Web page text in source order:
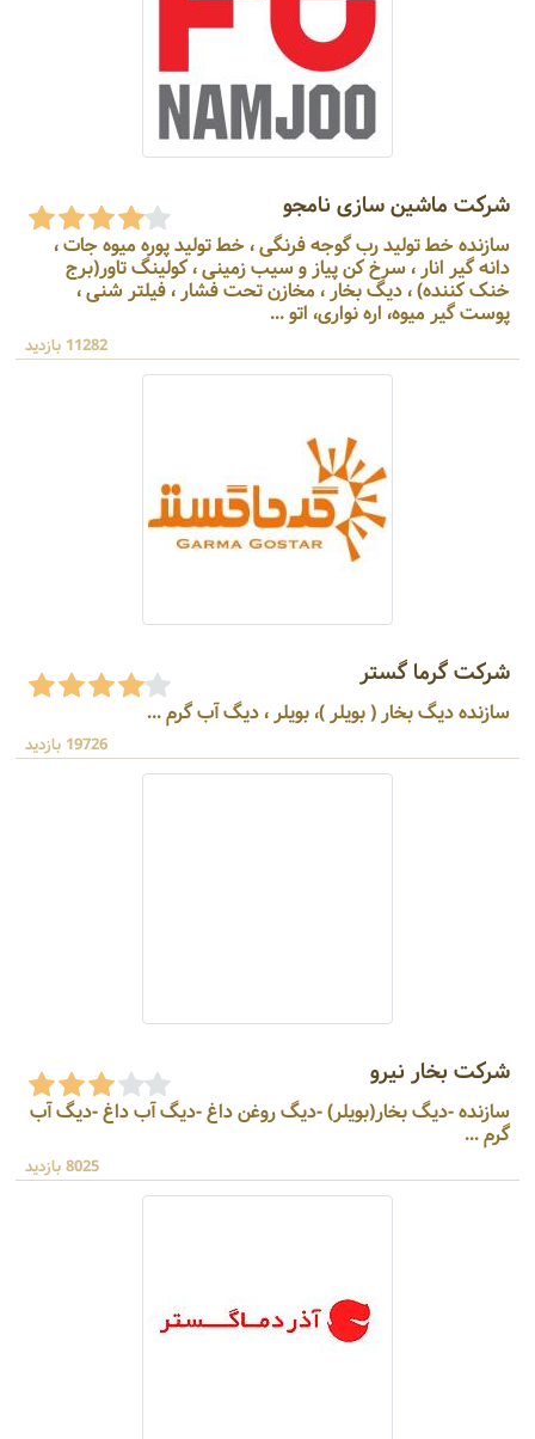
شرکت ماشین سازی نامجو
سازنده خط تولید رب گوجه فرنگی ، خط تولید پوره میوه جات ،
دانه گیر انار ، سرخ کن پیاز و سیب زمینی ، کولینگ تاور(برج
خنک کننده) ، دیگ بخار ، مخازن تحت فشار ، فیلتر شنی ،
پوست گیر میوه، اره نواری، اتو ...
11282 بازدید
شرکت گرما گستر
سازنده دیگ بخار ( بویلر )، بویلر ، دیگ‌ آب گرم ...
19726 بازدید
شرکت بخار نیرو
سازنده -دیگ بخار(بویلر) -دیگ روغن داغ -دیگ آب داغ -دیگ آب
گرم ...
8025 بازدید